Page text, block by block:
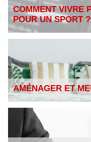
COMMENT VIVRE
POUR UN SPORT ?
AMÉNAGER ET